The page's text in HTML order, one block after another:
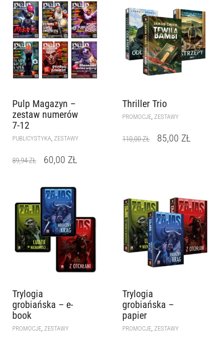
Pulp Magazyn –
zestaw numerów
7-12
PUBLICYSTYKA ZESTAWY
89,94ZŁ 60,00 ZŁ
Thriller Trio
PROMOCJE ZESTAWY
110,00ZŁ 85,00 ZŁ
Trylogia
grobiańska – e-
book
PROMOCJE ZESTAWY
Trylogia
grobiańska –
papier
PROMOCJE ZESTAWY